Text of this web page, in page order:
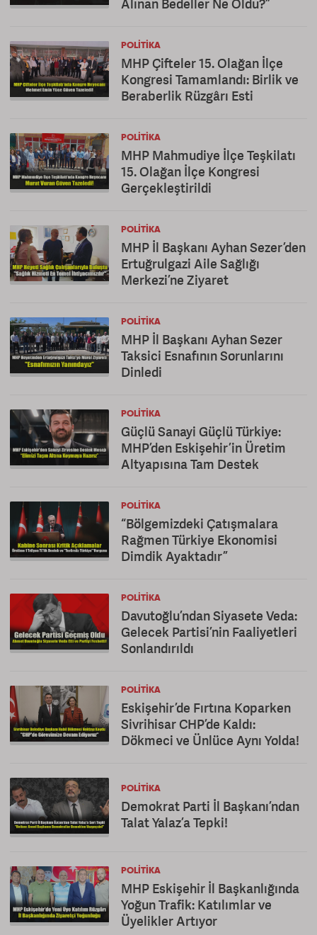
Alınan Bedeller Ne Oldu?”
POLITIKA
MHP Çifteler 15. Olağan İlçe
Kongresi Tamamlandı: Birlik ve
Beraberlik Rüzgârı Esti
POLITIKA
MHP Mahmudiye İlçe Teşkilatı
15. Olağan İlçe Kongresi
Gerçekleştirildi
POLITIKA
MHP İl Başkanı Ayhan Sezer’den
Ertuğrulgazi Aile Sağlığı
Merkezi’ne Ziyaret
POLITIKA
MHP İl Başkanı Ayhan Sezer
Taksici Esnafının Sorunlarını
Dinledi
POLITIKA
Güçlü Sanayi Güçlü Türkiye:
MHP’den Eskişehir’in Üretim
Altyapısına Tam Destek
POLITIKA
“Bölgemizdeki Çatışmalara
Rağmen Türkiye Ekonomisi
Dimdik Ayaktadır”
POLITIKA
Davutoğlu’ndan Siyasete Veda:
Gelecek Partisi’nin Faaliyetleri
Sonlandırıldı
POLITIKA
Eskişehir’de Fırtına Koparken
Sivrihisar CHP’de Kaldı:
Dökmeci ve Ünlüce Aynı Yolda!
POLITIKA
Demokrat Parti İl Başkanı’ndan
Talat Yalaz’a Tepki!
POLITIKA
MHP Eskişehir İl Başkanlığında
Yoğun Trafik: Katılımlar ve
Üyelikler Artıyor